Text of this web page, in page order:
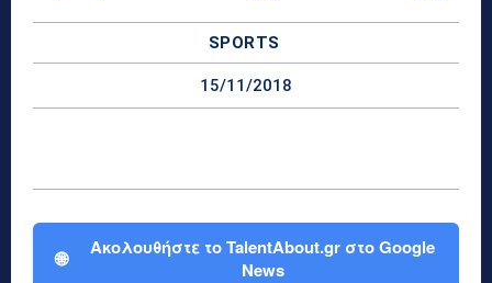
SPORTS
15/11/2018
🌐
Ακολουθήστε το TalentAbout.gr στο Google
News